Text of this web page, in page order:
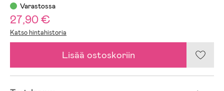
Varastossa
27,90 €
Katso hintahistoria
Lisää ostoskoriin